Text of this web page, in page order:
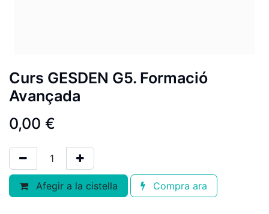
Curs GESDEN G5. Formació
Avançada
0,00 €
Afegir a la cistella Compra ara